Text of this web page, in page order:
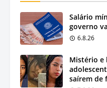
Salário
governo
6.8.26
Mistério e
saírem de